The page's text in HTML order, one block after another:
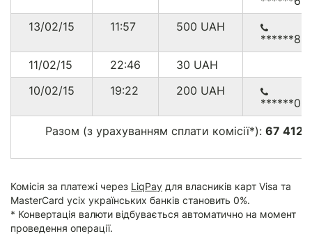
26/12/14
16:08 23.90USD
CA
UA
* 848.51 USD що на дату конвертації (03.03.2015)
становило 27997.17 грн.
* Комісія з платежів через
+ $0.30
13/02/15
11:57 500 UAH
11/02/15
22:46 30 UAH
10/02/15
19:22 200 UAH
Разом (з урахуванням сплати комісії*): 67
Комісія за платежі через LiqPay для власників карт Visa та
MasterCard усіх українських банків становить 0%.
* Конвертація валюти відбувається автоматично на момент
проведення операції.